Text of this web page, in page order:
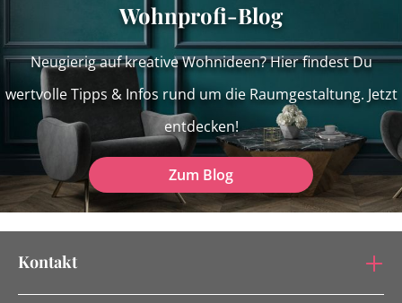
Wohnprofi-Blog
Neugierig auf kreative Wohnideen? Hier findest Du
wertvolle Tipps & Infos rund um die Raumgestaltung. Jetzt
entdecken!
Zum Blog
Kontakt